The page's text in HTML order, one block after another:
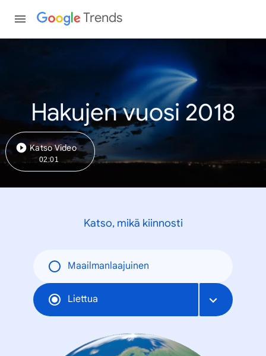
Trends
Hakujen vuosi 2018
Katso Video
02:01
Katso, mikä kiinnosti
Maailmanlaajuinen
Liettua